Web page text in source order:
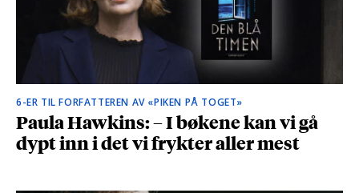
6-ER TIL FORFATTEREN AV «PIKEN PÅ TOGET»
Paula Hawkins: – I bøkene kan vi gå
dypt inn i det vi frykter aller mest